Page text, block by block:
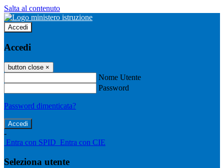
Salta al contenuto
Accedi
Accedi
button close ×
Nome Utente
Password
Password dimenticata?
-
Entra con SPID Entra con CIE
Seleziona utente